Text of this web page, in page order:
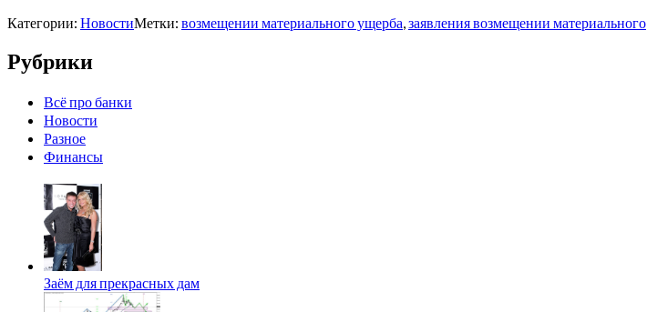
Категории: НовостиМетки: возмещении материального ущерба,заявления возмещении материального
Рубрики
Всё про банки
Новости
Разное
Финансы
Заём для прекрасных дам